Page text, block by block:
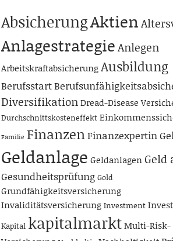
AbsicherungAktien
AnlagestrategieAnlegen
ArbeitskraftabsicherungAusbildung
Berufsstart
DiversifikationDread-Disease
Durchschnittskosteneffekt
Familie FinanzenFinanzexpertin
Geldanlage Geldanlagen Geld
Gesundheitsprüfung Gold
Grundfähigkeitsversicherung
Invaliditätsversicherung Investment
Kapital kapitalmarktMulti-Risk-